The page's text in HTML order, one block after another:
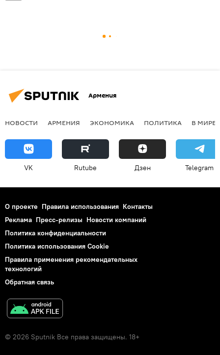
Армения
НОВОСТИ АРМЕНИЯ ЭКОНОМИКА ПОЛИТИКА В МИРЕ
VK Rutube Дзен Telegram
О проекте Правила использования Контакты
Реклама Пресс-релизы Новости компаний
Политика конфиденциальности
Политика использования Cookie
Правила применения рекомендательных
технологий
Обратная связь
© 2026 Sputnik Все права защищены. 18+